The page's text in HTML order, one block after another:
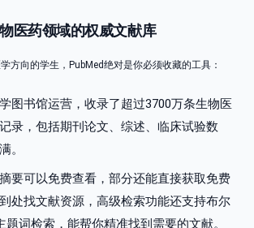
医药领域的权威文献库
方向的学生，PubMed绝对是你必须收藏的工具：
图书馆运营，收录了超过3700万条生物医
录，包括期刊论文、综述、临床试验数
。
要可以免费查看，部分还能直接获取免费
处找文献资源，高级检索功能还支持布尔
题词检索，能帮你精准找到需要的文献。